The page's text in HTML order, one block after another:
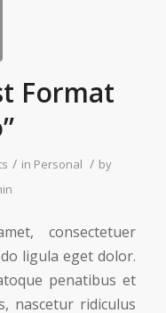
Format
/ in Personal / by
consectetuer
ligula eget dolor.
penatibus et
nascetur ridiculus